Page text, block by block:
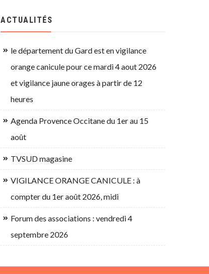
ACTUALITÉS
le département du Gard est en vigilance
orange canicule pour ce mardi 4 aout 2026
et vigilance jaune orages à partir de 12
heures
Agenda Provence Occitane du 1er au 15
août
TVSUD magasine
VIGILANCE ORANGE CANICULE : à
compter du 1er août 2026, midi
Forum des associations : vendredi 4
septembre 2026